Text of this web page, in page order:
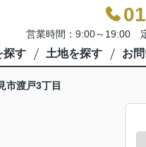
営業時間：9:00～19:00
探す 土地を探す お
市渡戸3丁目